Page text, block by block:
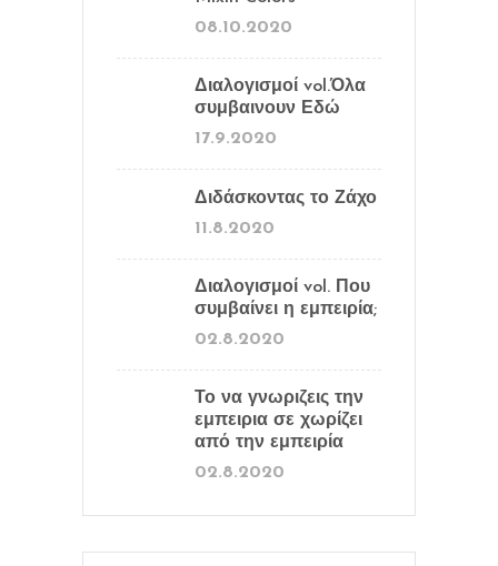
08.10.2020
Διαλογισμοί vol.Όλα
συμβαινουν Εδώ
17.9.2020
Διδάσκοντας το Ζάχο
11.8.2020
Διαλογισμοί vol. Που
συμβαίνει η εμπειρία;
02.8.2020
Το να γνωριζεις την
εμπειρια σε χωρίζει
από την εμπειρία
02.8.2020